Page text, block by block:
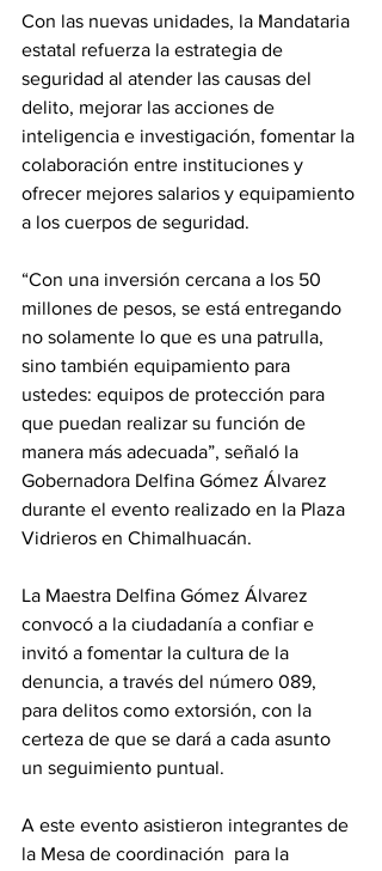
Con las nuevas unidades, la Mandataria
estatal refuerza la estrategia de
seguridad al atender las causas del
delito, mejorar las acciones de
inteligencia e investigación, fomentar la
colaboración entre instituciones y
ofrecer mejores salarios y equipamiento
a los cuerpos de seguridad.
“Con una inversión cercana a los 50
millones de pesos, se está entregando
no solamente lo que es una patrulla,
sino también equipamiento para
ustedes: equipos de protección para
que puedan realizar su función de
manera más adecuada”, señaló la
Gobernadora Delfina Gómez Álvarez
durante el evento realizado en la Plaza
Vidrieros en Chimalhuacán.
La Maestra Delfina Gómez Álvarez
convocó a la ciudadanía a confiar e
invitó a fomentar la cultura de la
denuncia, a través del número 089,
para delitos como extorsión, con la
certeza de que se dará a cada asunto
un seguimiento puntual.
A este evento asistieron integrantes de
la Mesa de coordinación  para la